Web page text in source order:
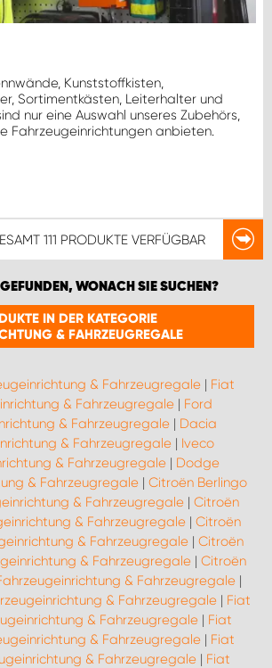
Kunststoffkisten,
Sortimentkästen, Leiterhalter und
nur eine Auswahl unseres Zubehörs,
Fahrzeugeinrichtungen anbieten.
111 PRODUKTE VERFÜGBAR
WONACH SIE SUCHEN?
IN DER KATEGORIE
& FAHRZEUGREGALE
& Fahrzeugregale| Fiat
& Fahrzeugregale| Ford
& Fahrzeugregale| Dacia
& Fahrzeugregale | Iveco
& Fahrzeugregale | Dodge
& Fahrzeugregale | Citroën Berlingo
& Fahrzeugregale | Citroën
& Fahrzeugregale| Citroën
& Fahrzeugregale| Citroën
& Fahrzeugregale| Citroën
& Fahrzeugregale|
& Fahrzeugregale | Fiat
& Fahrzeugregale| Fiat
& Fahrzeugregale | Fiat
& Fahrzeugregale | Fiat